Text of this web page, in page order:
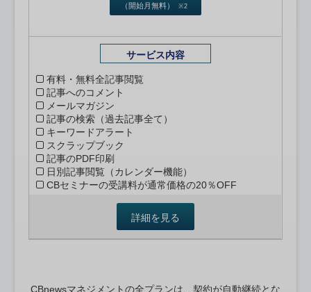
（開始月無料） ※2
サービス内容
有料・無料全記事閲覧
記事へのコメント
メールマガジン
記事の検索（過去記事全て）
キーワードアラート
スクラップブック
記事のPDF印刷
日別記事閲覧（カレンダー機能）
CBセミナーの受講料が通常価格の20％OFF
詳細を見る
CBnewsマネジメントの全プランは、契約が自動継続とな